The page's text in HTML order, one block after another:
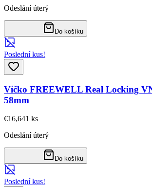
Odeslání úterý
Do košíku
Poslední kus!
Víčko FREEWELL Real Locking
58mm
€16,641 ks
Odeslání úterý
Do košíku
Poslední kus!